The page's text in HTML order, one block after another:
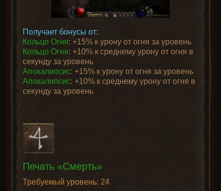
Получает бонусы от:
Кольцо Огня: +15% к урону от огня за уровень
Кольцо Огня: +10% к среднему урону от огня в
секунду за уровень
Апокалипсис: +15% к урону от огня за уровень
Апокалипсис: +10% к среднему урону от огня в
секунду за уровень
Печать «Смерть»
Требуемый уровень: 24